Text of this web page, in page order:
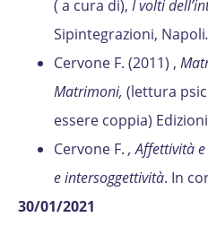
( a cura di), I volti
Sipintegrazioni, Napoli.
Cervone F. (2011) ,
Matrimoni, (lettura
essere coppia)
Cervone F. , Affettività
e intersoggettività. In
30/01/2021